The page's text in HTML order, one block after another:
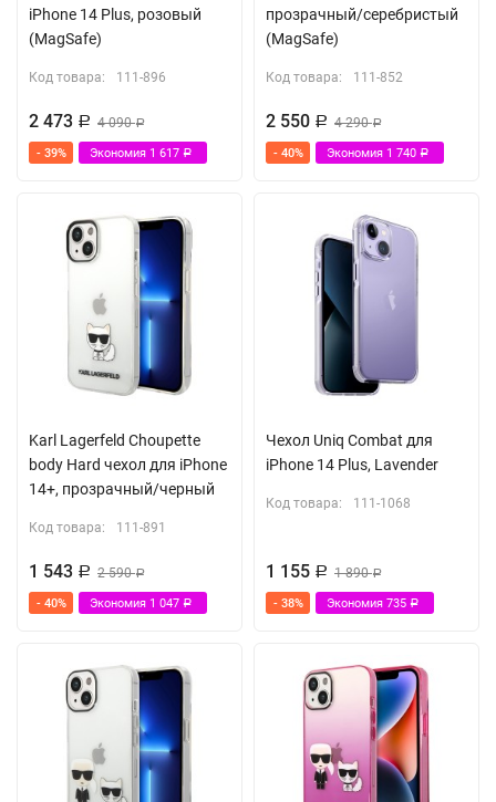
iPhone 14 Plus, розовый
(MagSafe)
Код товара: 111-896
2 473 Р 4 090Р
- 39% Экономия 1 617 Р
прозрачный/серебристый
(MagSafe)
Код товара: 111-852
2 550 Р 4 290Р
- 40% Экономия 1 740 Р
Karl Lagerfeld Choupette
body Hard чехол для iPhone
14+, прозрачный/черный
Код товара: 111-891
1 543 Р 2 590Р
- 40% Экономия 1 047 Р
Чехол Uniq Combat для
iPhone 14 Plus, Lavender
Код товара: 111-1068
1 155 Р 1 890Р
- 38% Экономия 735 Р